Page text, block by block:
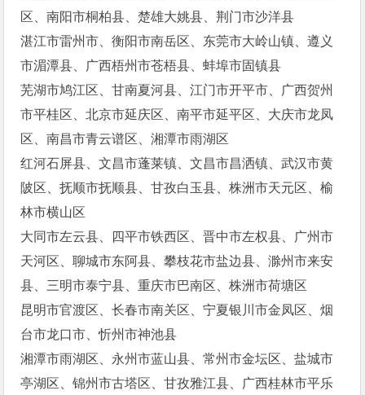
区、南阳市桐柏县、楚雄大姚县、荆门市沙洋县
湛江市雷州市、衡阳市南岳区、东莞市大岭山镇、遵义
市湄潭县、广西梧州市苍梧县、蚌埠市固镇县
芜湖市鸠江区、甘南夏河县、江门市开平市、广西贺州
市平桂区、北京市延庆区、南平市延平区、大庆市龙凤
区、南昌市青云谱区、湘潭市雨湖区
红河石屏县、文昌市蓬莱镇、文昌市昌洒镇、武汉市黄
陂区、抚顺市抚顺县、甘孜白玉县、株洲市天元区、榆
林市横山区
大同市左云县、四平市铁西区、晋中市左权县、广州市
天河区、聊城市东阿县、攀枝花市盐边县、滁州市来安
县、三明市泰宁县、重庆市巴南区、株洲市荷塘区
昆明市官渡区、长春市南关区、宁夏银川市金凤区、烟
台市龙口市、忻州市神池县
湘潭市雨湖区、永州市蓝山县、常州市金坛区、盐城市
亭湖区、锦州市古塔区、甘孜雅江县、广西桂林市平乐